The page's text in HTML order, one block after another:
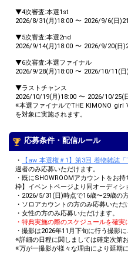
▼4次審査:本選1st
2026/8/31(月)18:00 〜 2026/9/6(日
▼5次審査:本選2nd
2026/9/14(月)18:00 〜 2026/9/20(日
▼6次審査:本選ファイナル
2026/9/28(月)18:00 〜 2026/10/11(日
▼ラストチャンス
2026/10/19(月)18:00 〜 2026/10/25(
※本選ファイナルでTHE KIMONO girl
を対象に実施されます。
応募条件・配信ルール
・ 【aw 本選権＃1】第3回 着物雑誌
過者のみ応募いただけます。
・既にSHOWROOMアカウントをお
枠】イベントページより同オーディシ
・2026/5/31(日)時点で16歳〜29歳の
・ソロアカウントの方のみ応募いただ
・女性の方のみ応募いただけます。
・特典実施の際のスケジュールを確
・撮影は2026年11月下旬に行う撮影
※詳細の日程に関しましては確定次第
※万が一撮影が様々な理由により延期